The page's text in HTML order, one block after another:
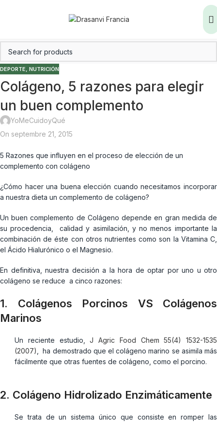
DEPORTE, NUTRICIÓN
Colágeno, 5 razones para elegir
un buen complemento
YoMeCuidoyQué
On septembre 21, 2015
5 Razones que influyen en el proceso de elección de un
complemento con colágeno
¿Cómo hacer una buena elección cuando necesitamos incorporar
a nuestra dieta un complemento de colágeno?
Un buen complemento de Colágeno depende en gran medida de
su procedencia, calidad y asimilación, y no menos importante la
combinación de éste con otros nutrientes como son la Vitamina C,
el Ácido Hialurónico o el Magnesio.
En definitiva, nuestra decisión a la hora de optar por uno u otro
colágeno se reduce a cinco razones:
1. Colágenos Porcinos VS Colágenos
Marinos
Un reciente estudio,J Agric Food Chem 55(4) 1532-1535
(2007)
, ha demostrado que el colágeno marino se asimila más
fácilmente que otras fuentes de colágeno, como el porcino.
2. Colágeno Hidrolizado Enzimáticamente
Se trata de un sistema único que consiste en romper las